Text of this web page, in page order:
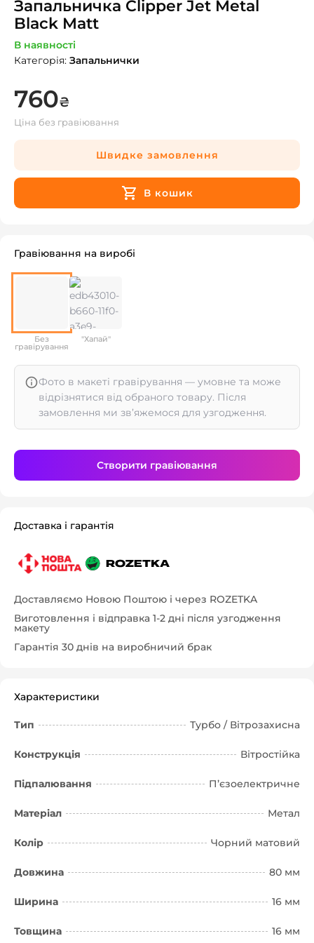
Запальничка Clipper Jet Metal
Black Matt
В наявності
Категорія: Запальнички
760₴
Ціна без гравіювання
Швидке замовлення
В кошик
Гравіювання на виробі
Без
гравірування
"Хапай"
Фото в макеті гравірування — умовне та може
відрізнятися від обраного товару. Після
замовлення ми зв’яжемося для узгодження.
Створити гравіювання
Доставка і гарантія
Доставляємо Новою Поштою і через ROZETKA
Виготовлення і відправка 1-2 дні після узгодження
макету
Гарантія 30 днів на виробничий брак
Характеристики
Тип Турбо / Вітрозахисна
Конструкція Вітростійка
Підпалювання П’єзоелектричне
Матеріал Метал
Колір Чорний матовий
Довжина 80 мм
Ширина 16 мм
Товщина 16 мм